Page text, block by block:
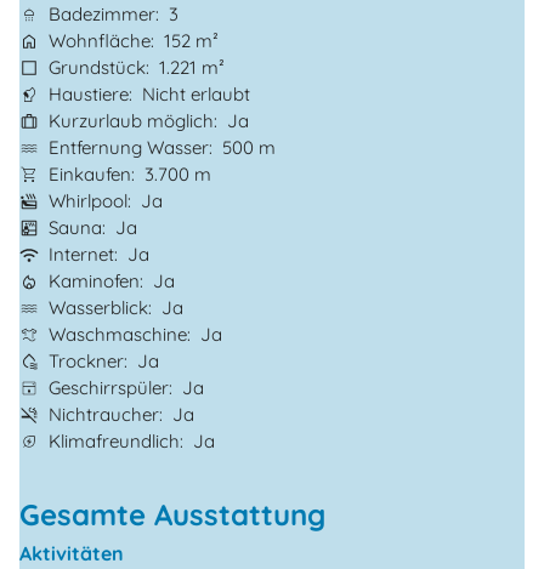
Badezimmer
3
Wohnfläche 152 m²
Grundstück
1.221 m²
Haustiere
Nicht erlaubt
Kurzurlaub möglich
Ja
Entfernung Wasser
500 m
Einkaufen
3.700 m
Whirlpool
Ja
Sauna
Ja
Internet
Ja
Kaminofen
Ja
Wasserblick
Ja
Waschmaschine
Ja
Trockner
Ja
Geschirrspüler
Ja
Nichtraucher
Ja
Klimafreundlich
Ja
Gesamte Ausstattung
Aktivitäten